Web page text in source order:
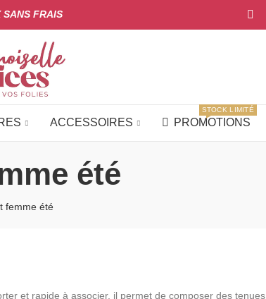
SANS FRAIS
ACCESSOIRES PROMOTIONS
STOCK LIMITÉ
été
femme été
et rapide à associer, il permet de composer des